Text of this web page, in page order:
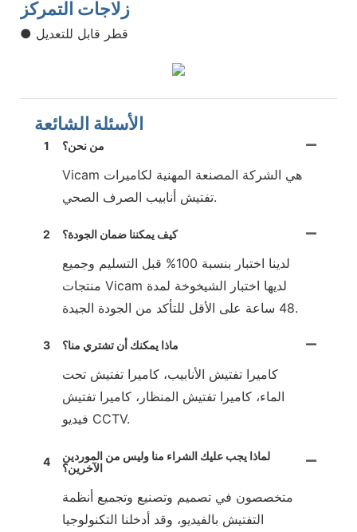
زلاجات التمركز
● قطر قابل للتعديل
الأسئلة الشائعة
1 من نحن؟
Vicam هي الشركة المصنعة المهنية لكاميرات
تفتيش أنابيب الصرف الصحي.
2 كيف يمكننا ضمان الجودة؟
لدينا اختبار بنسبة 100% قبل التسليم وجميع
منتجات Vicam لديها اختبار الشيخوخة لمدة
48 ساعة على الأقل للتأكد من الجودة الجيدة.
3 ماذا يمكنك أن تشتري منا؟
كاميرا تفتيش الأنابيب، كاميرا تفتيش تحت
الماء، كاميرا تفتيش المنظار، كاميرا تفتيش
فيديو CCTV.
4
لماذا يجب عليك الشراء منا وليس من الموردين
الآخرين؟
متخصصون في تصميم وتصنيع وتجميع أنظمة
التفتيش بالفيديو، وقد أدخلنا التكنولوجيا